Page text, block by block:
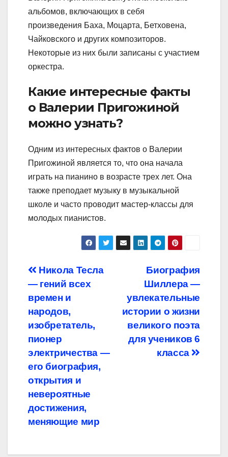
альбомов, включающих в себя
произведения Баха, Моцарта, Бетховена,
Чайковского и других композиторов.
Некоторые из них были записаны с участием
оркестра.
Какие интересные факты
о Валерии Пригожиной
можно узнать?
Одним из интересных фактов о Валерии
Пригожиной является то, что она начала
играть на пианино в возрасте трех лет. Она
также преподает музыку в музыкальной
школе и часто проводит мастер-классы для
молодых пианистов.
Навигация
по
записям
Биография
Шиллера —
увлекательные
истории о жизни
великого поэта
для учеников 6
класса
Никола Тесла
— гений всех
времен и
народов,
изобретатель,
пионер
электричества —
его биография,
открытия и
невероятные
достижения,
меняющие мир